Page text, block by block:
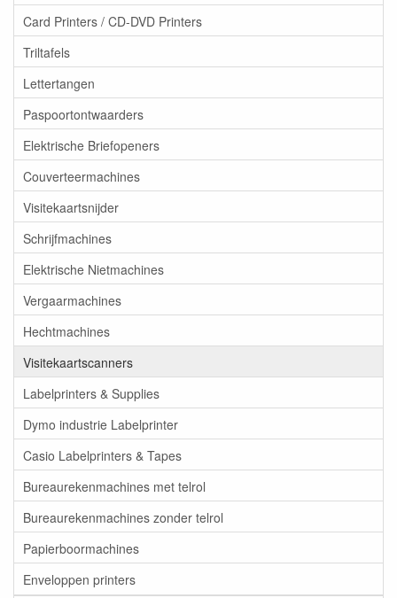
Card Printers / CD-DVD Printers
Triltafels
Lettertangen
Paspoortontwaarders
Elektrische Briefopeners
Couverteermachines
Visitekaartsnijder
Schrijfmachines
Elektrische Nietmachines
Vergaarmachines
Hechtmachines
Visitekaartscanners
Labelprinters & Supplies
Dymo industrie Labelprinter
Casio Labelprinters & Tapes
Bureaurekenmachines met telrol
Bureaurekenmachines zonder telrol
Papierboormachines
Enveloppen printers